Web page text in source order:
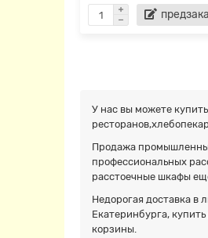
У нас вы можете
Продажа
профессиональных
расстоечные шкафы
Недорогая доставка в
Екатеринбурга,
корзины.